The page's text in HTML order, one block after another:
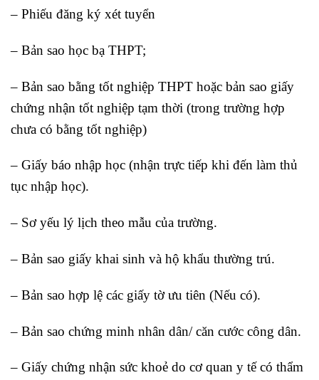
– Phiếu đăng ký xét tuyển
– Bản sao học bạ THPT;
– Bản sao bằng tốt nghiệp THPT hoặc bản sao giấy
chứng nhận tốt nghiệp tạm thời (trong trường hợp
chưa có bằng tốt nghiệp)
– Giấy báo nhập học (nhận trực tiếp khi đến làm thủ
tục nhập học).
– Sơ yếu lý lịch theo mẫu của trường.
– Bản sao giấy khai sinh và hộ khẩu thường trú.
– Bản sao hợp lệ các giấy tờ ưu tiên (Nếu có).
– Bản sao chứng minh nhân dân/ căn cước công dân.
– Giấy chứng nhận sức khoẻ do cơ quan y tế có thẩm